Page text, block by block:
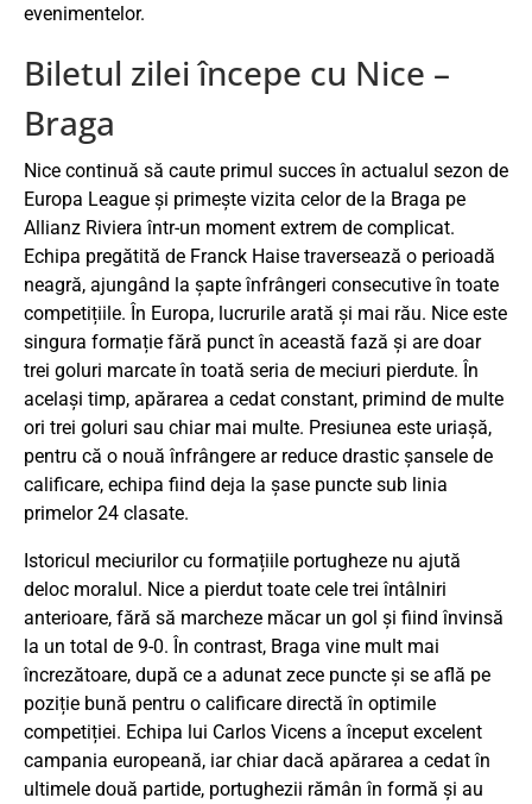
evenimentelor.
Biletul zilei începe cu Nice –
Braga
Nice continuă să caute primul succes în actualul sezon de
Europa League și primește vizita celor de la Braga pe
Allianz Riviera într-un moment extrem de complicat.
Echipa pregătită de Franck Haise traversează o perioadă
neagră, ajungând la șapte înfrângeri consecutive în toate
competițiile. În Europa, lucrurile arată și mai rău. Nice este
singura formație fără punct în această fază și are doar
trei goluri marcate în toată seria de meciuri pierdute. În
același timp, apărarea a cedat constant, primind de multe
ori trei goluri sau chiar mai multe. Presiunea este uriașă,
pentru că o nouă înfrângere ar reduce drastic șansele de
calificare, echipa fiind deja la șase puncte sub linia
primelor 24 clasate.
Istoricul meciurilor cu formațiile portugheze nu ajută
deloc moralul. Nice a pierdut toate cele trei întâlniri
anterioare, fără să marcheze măcar un gol și fiind învinsă
la un total de 9-0. În contrast, Braga vine mult mai
încrezătoare, după ce a adunat zece puncte și se află pe
poziție bună pentru o calificare directă în optimile
competiției. Echipa lui Carlos Vicens a început excelent
campania europeană, iar chiar dacă apărarea a cedat în
ultimele două partide, portughezii rămân în formă și au